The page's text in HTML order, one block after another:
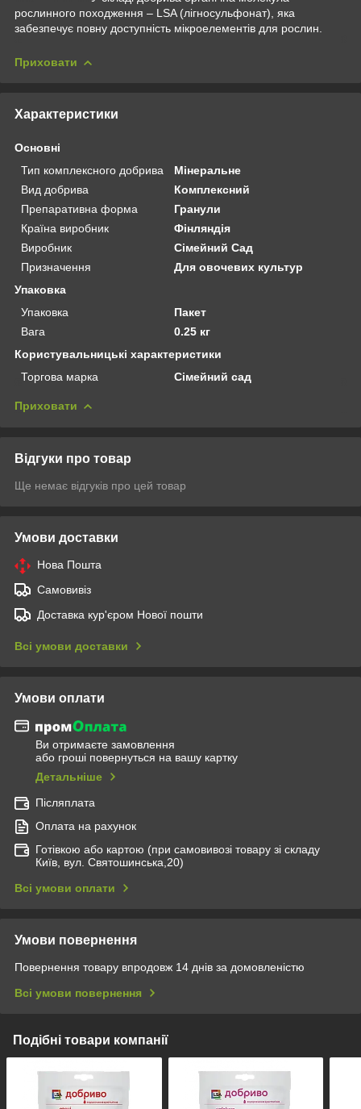
рослинного походження – LSA (лігносульфонат), яка
забезпечує повну доступність мікроелементів для рослин.
Приховати
Характеристики
Основні
Тип комплексного добрива
Мінеральне
Вид добрива
Комплексний
Препаративна форма
Гранули
Країна виробник
Фінляндія
Виробник
Сімейний Сад
Призначення
Для овочевих культур
Упаковка
Упаковка
Пакет
Вага
0.25 кг
Користувальницькі характеристики
Торгова марка
Сімейний сад
Приховати
Відгуки про товар
Ще немає відгуків про цей товар
Умови доставки
Нова Пошта
Самовивіз
Доставка кур'єром Нової пошти
Всі умови доставки
Умови оплати
Ви отримаєте замовлення
або гроші повернуться на вашу картку
Детальніше
Післяплата
Оплата на рахунок
Готівкою або картою (при самовивозі товару зі складу
Київ, вул. Святошинська,20)
Всі умови оплати
Умови повернення
Повернення товару впродовж 14 днів за домовленістю
Всі умови повернення
Подібні товари компанії